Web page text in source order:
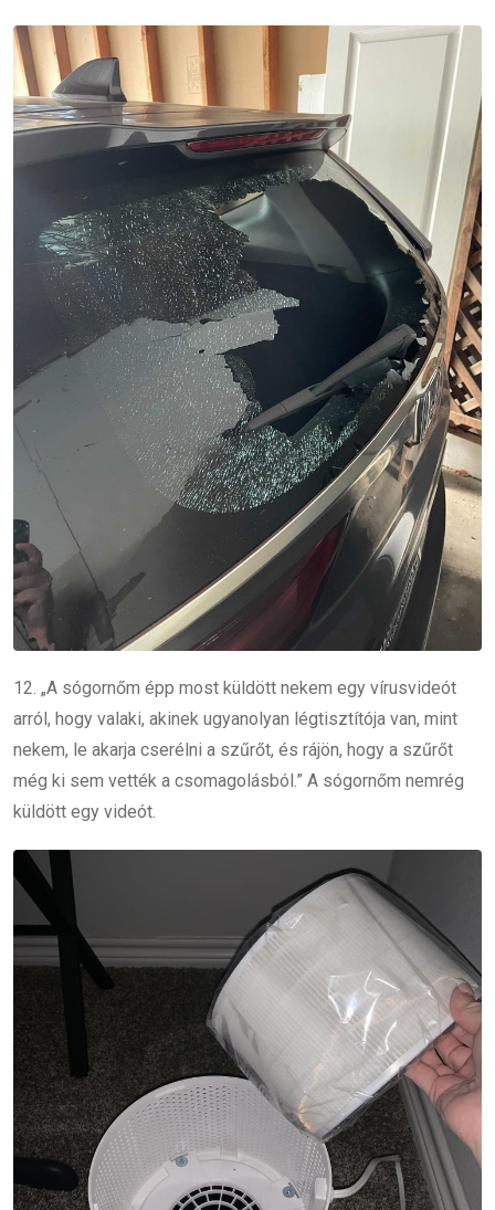
12. „A sógornőm épp most küldött nekem egy vírusvideót
arról, hogy valaki, akinek ugyanolyan légtisztítója van, mint
nekem, le akarja cserélni a szűrőt, és rájön, hogy a szűrőt
még ki sem vették a csomagolásból.” A sógornőm nemrég
küldött egy videót.